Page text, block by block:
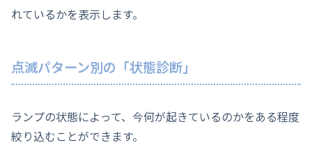
れているかを表示します。
点滅パターン別の「状態診断」
ランプの状態によって、今何が起きているのかをある程度
絞り込むことができます。